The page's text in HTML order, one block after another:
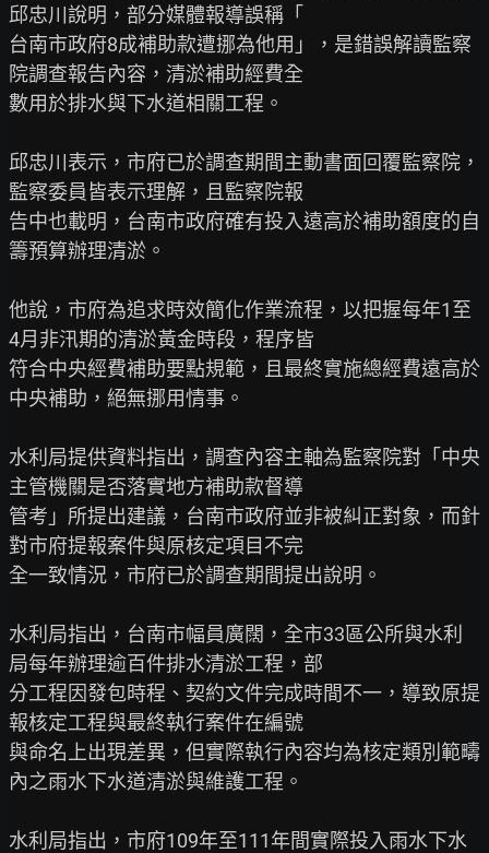
邱忠川說明，部分媒體報導誤稱「
台南市政府8成補助款遭挪為他用」，是錯誤解讀監察
院調查報告內容，清淤補助經費全
數用於排水與下水道相關工程。
邱忠川表示，市府已於調查期間主動書面回覆監察院，
監察委員皆表示理解，且監察院報
告中也載明，台南市政府確有投入遠高於補助額度的自
籌預算辦理清淤。
他說，市府為追求時效簡化作業流程，以把握每年1至
4月非汛期的清淤黃金時段，程序皆
符合中央經費補助要點規範，且最終實施總經費遠高於
中央補助，絕無挪用情事。
水利局提供資料指出，調查內容主軸為監察院對「中央
主管機關是否落實地方補助款督導
管考」所提出建議，台南市政府並非被糾正對象，而針
對市府提報案件與原核定項目不完
全一致情況，市府已於調查期間提出說明。
水利局指出，台南市幅員廣闊，全市33區公所與水利
局每年辦理逾百件排水清淤工程，部
分工程因發包時程、契約文件完成時間不一，導致原提
報核定工程與最終執行案件在編號
與命名上出現差異，但實際執行內容均為核定類別範疇
內之雨水下水道清淤與維護工程。
水利局指出，市府109年至111年間實際投入雨水下水